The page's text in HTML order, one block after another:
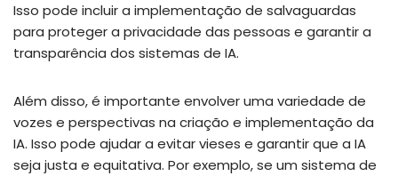
Isso pode incluir a implementação de salvaguardas
para proteger a privacidade das pessoas e garantir a
transparência dos sistemas de IA.
Além disso, é importante envolver uma variedade de
vozes e perspectivas na criação e implementação da
IA. Isso pode ajudar a evitar vieses e garantir que a IA
seja justa e equitativa. Por exemplo, se um sistema de